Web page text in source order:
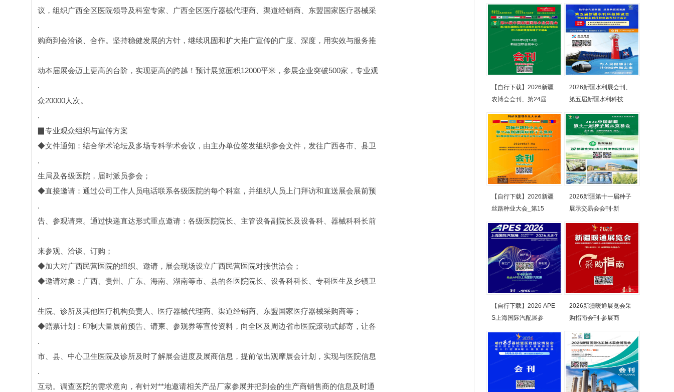
议，组织广西全区医院领导及科室专家、广西全区医疗器械代理商、渠道经销商、东盟国家医疗器械采
.
购商到会洽谈、合作。坚持稳健发展的方针，继续巩固和扩大推广宣传的广度、深度，用实效与服务推
.
动本届展会迈上更高的台阶，实现更高的跨越！预计展览面积12000平米，参展企业突破500家，专业观
.
众20000人次。
.
▉专业观众组织与宣传方案
◆文件通知：结合学术论坛及多场专科学术会议，由主办单位签发组织参会文件，发往广西各市、县卫
.
生局及各级医院，届时派员参会；
◆直接邀请：通过公司工作人员电话联系各级医院的每个科室，并组织人员上门拜访和直送展会展前预
.
告、参观请柬。通过快递直达形式重点邀请：各级医院院长、主管设备副院长及设备科、器械科科长前
.
来参观、洽谈、订购；
◆加大对广西民营医院的组织、邀请，展会现场设立广西民营医院对接供洽会；
◆邀请对象：广西、贵州、广东、海南、湖南等市、县的各医院院长、设备科科长、专科医生及乡镇卫
.
生院、诊所及其他医疗机构负责人、医疗器械代理商、渠道经销商、东盟国家医疗器械采购商等；
◆赠票计划：印制大量展前预告、请柬、参观券等宣传资料，向全区及周边省市医院滚动式邮寄，让各
.
市、县、中心卫生医院及诊所及时了解展会进度及展商信息，提前做出观摩展会计划，实现与医院信息
.
互动。调查医院的需求意向，有针对**地邀请相关产品厂家参展并把到会的生产商销售商的信息及时通
【自行下载】2026新疆
农博会会刊、第24届
2026新疆水利展会刊、
第五届新疆水利科技
【自行下载】2026新疆
丝路种业大会_第15
2026新疆第十一届种子
展示交易会会刊-新
【自行下载】2026 APE
S上海国际汽配展参
2026新疆暖通展览会采
购指南会刊-参展商